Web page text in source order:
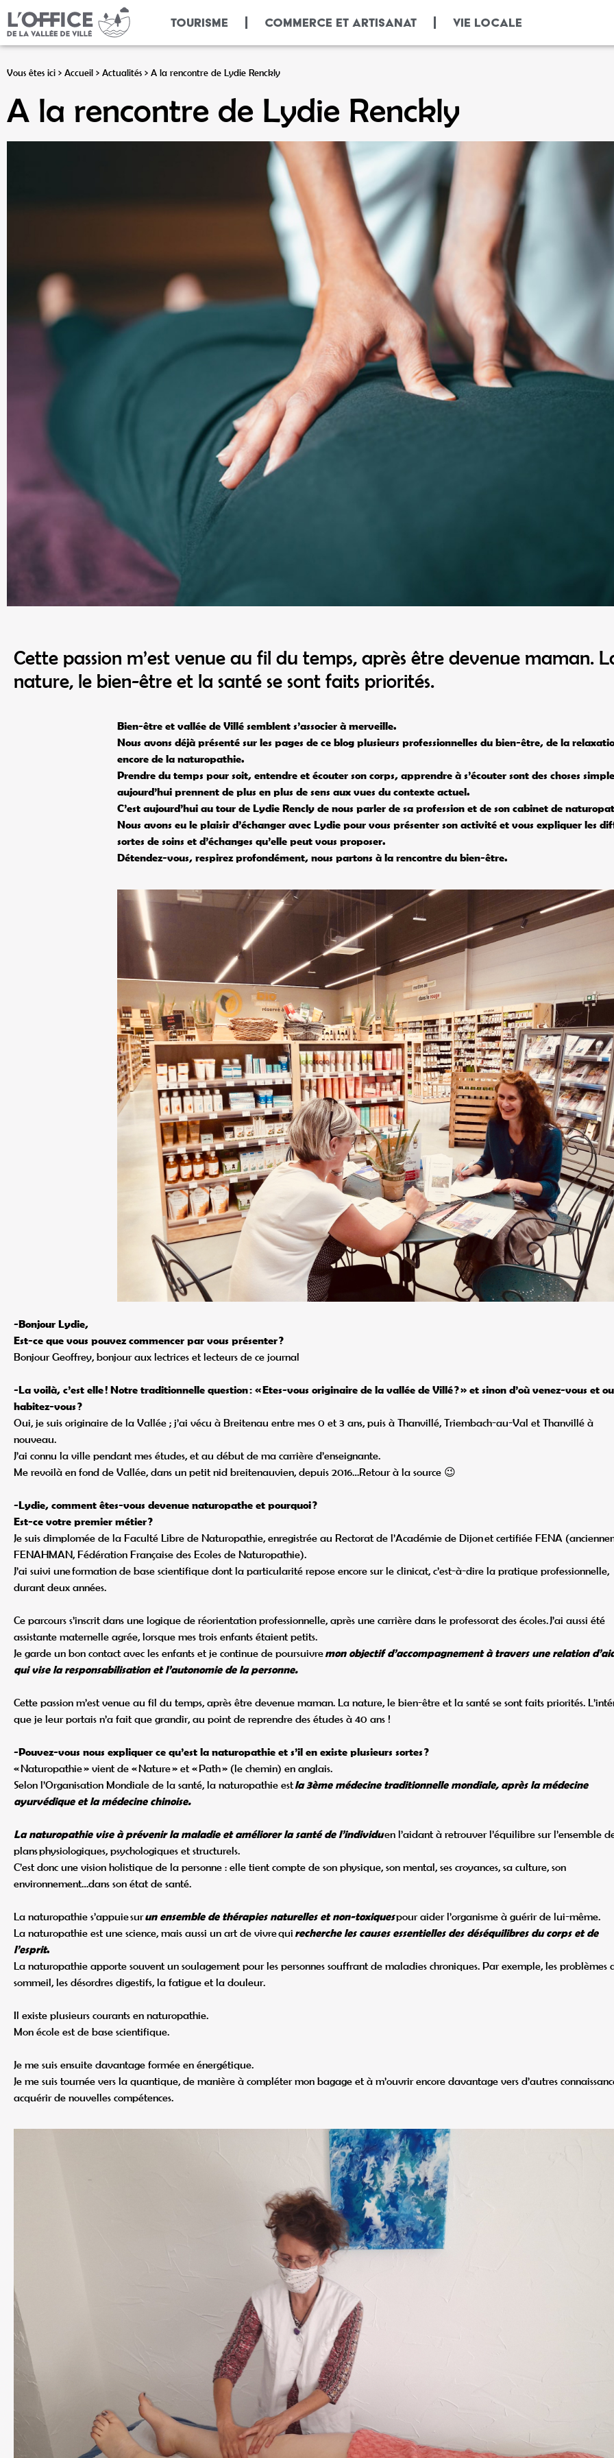
TOURISME COMMERCE ET ARTISANAT VIE LOCALE
Vous êtes ici > Accueil > Actualités > A la rencontre de Lydie Renckly
A la rencontre de Lydie Renckly
Cette passion m’est venue au fil du temps, après être devenue maman.
nature, le bien-être et la santé se sont faits priorités.
Bien-être et vallée de Villé semblent s’associer à merveille.
Nous avons déjà présenté sur les pages de ce blog plusieurs professionnelles du bien-être, de la
encore de la naturopathie.
Prendre du temps pour soit, entendre et écouter son corps, apprendre à s’écouter sont des choses
aujourd’hui prennent de plus en plus de sens aux vues du contexte actuel.
C’est aujourd’hui au tour de Lydie Rencly de nous parler de sa profession et de son cabinet de
Nous avons eu le plaisir d’échanger avec Lydie pour vous présenter son activité et vous expliquer les
sortes de soins et d’échanges qu’elle peut vous proposer.
Détendez-vous, respirez profondément, nous partons à la rencontre du bien-être.
-Bonjour Lydie,
Est-ce que vous pouvez commencer par vous présenter ?
Bonjour Geoffrey, bonjour aux lectrices et lecteurs de ce journal
-La voilà, c’est elle ! Notre traditionnelle question : « Etes-vous originaire de la vallée de Villé ? » et sinon d’où venez-vous et ou
habitez-vous ?
Oui, je suis originaire de la Vallée ; j’ai vécu à Breitenau entre mes 0 et 3 ans, puis à Thanvillé, Triembach-au-Val et Thanvillé à
nouveau.
J’ai connu la ville pendant mes études, et au début de ma carrière d’enseignante.
Me revoilà en fond de Vallée, dans un petit nid breitenauvien, depuis 2016…Retour à la source 😉
-Lydie, comment êtes-vous devenue naturopathe et pourquoi ?
Est-ce votre premier métier ?
Je suis dimplomée de la Faculté Libre de Naturopathie, enregistrée au Rectorat de l’Académie de Dijon et certifiée FENA
FENAHMAN, Fédération Française des Ecoles de Naturopathie).
J’ai suivi une formation de base scientifique dont la particularité repose encore sur le clinicat, c’est-à-dire la pratique professionnelle,
durant deux années.
Ce parcours s’inscrit dans une logique de réorientation professionnelle, après une carrière dans le professorat des écoles. J’ai aussi été
assistante maternelle agrée, lorsque mes trois enfants étaient petits.
Je garde un bon contact avec les enfants et je continue de poursuivremon objectif d’accompagnement à travers une relation
qui vise la responsabilisation et l’autonomie de la personne.
Cette passion m’est venue au fil du temps, après être devenue maman. La nature, le bien-être et la santé se sont faits priorités.
que je leur portais n’a fait que grandir, au point de reprendre des études à 40 ans !
-Pouvez-vous nous expliquer ce qu’est la naturopathie et s’il en existe plusieurs sortes ?
« Naturopathie » vient de « Nature » et « Path » (le chemin) en anglais.
Selon l’Organisation Mondiale de la santé, la naturopathie estla 3ème médecine traditionnelle mondiale, après la médecine
ayurvédique et la médecine chinoise.
La naturopathie vise à prévenir la maladie et améliorer la santé de l’individuen l’aidant à retrouver l’équilibre sur l’ensemble
plans physiologiques, psychologiques et structurels.
C’est donc une vision holistique de la personne : elle tient compte de son physique, son mental, ses croyances, sa culture, son
environnement…dans son état de santé.
La naturopathie s’appuie surun ensemble de thérapies naturelles et non-toxiquespour aider l’organisme à guérir de lui-même.
La naturopathie est une science, mais aussi un art de vivre qui recherche les causes essentielles des déséquilibres du corps et de
l’esprit.
La naturopathie apporte souvent un soulagement pour les personnes souffrant de maladies chroniques. Par exemple, les problèmes
sommeil, les désordres digestifs, la fatigue et la douleur.
Il existe plusieurs courants en naturopathie.
Mon école est de base scientifique.
Je me suis ensuite davantage formée en énergétique.
Je me suis tournée vers la quantique, de manière à compléter mon bagage et à m’ouvrir encore davantage vers d’autres
acquérir de nouvelles compétences.
Panneau de gestion des cookies